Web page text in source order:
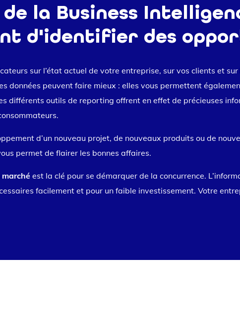
la Business
d'identifier des
sur l’état actuel de votre entreprise, sur vos clients et sur
données peuvent faire mieux : elles vous permettent
différents outils de reporting offrent en effet de précieuses
d’un nouveau projet, de nouveaux produits ou de
permet de flairer les bonnes affaires.
marchéest la clé pour se démarquer de la concurrence.
facilement et pour un faible investissement. Votre